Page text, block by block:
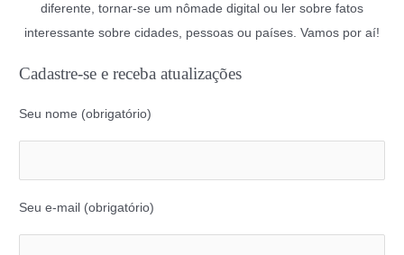
diferente, tornar-se um nômade digital ou ler sobre fatos
interessante sobre cidades, pessoas ou países. Vamos por aí!
Cadastre-se e receba atualizações
Seu nome (obrigatório)
Seu e-mail (obrigatório)